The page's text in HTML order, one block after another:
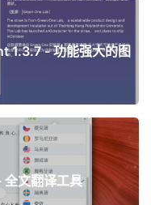
1.3.7 - 功能强大的图
1.5.1 - 全文翻译工具